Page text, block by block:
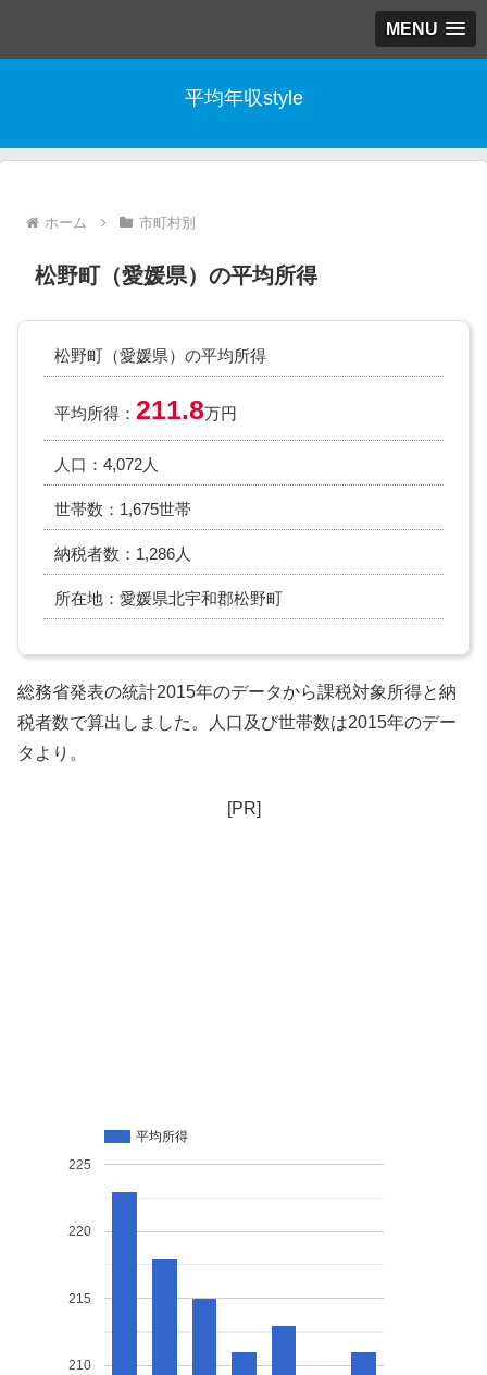
MENU
平均年収style
ホーム 市町村別
松野町（愛媛県）の平均所得
松野町（愛媛県）の平均所得
平均所得： 211.8万円
人口：4,072人
世帯数：1,675世帯
納税者数：1,286人
所在地：愛媛県北宇和郡松野町
総務省発表の統計2015年のデータから課税対象所得と納
税者数で算出しました。人口及び世帯数は2015年のデー
タより。
[PR]
平均所得
210
215
220
225